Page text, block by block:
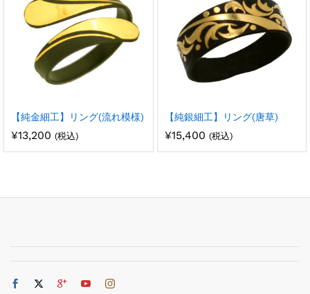
【純金細工】リング(流れ模様)
¥13,200 (税込)
【純銀細工】リング(唐草)
¥15,400 (税込)